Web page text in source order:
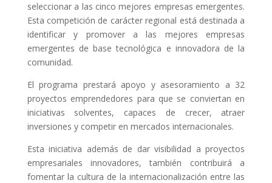
seleccionar a las cinco mejores empresas emergentes.
Esta competición de carácter regional está destinada a
identificar y promover a las mejores empresas
emergentes de base tecnológica e innovadora de la
comunidad.
El programa prestará apoyo y asesoramiento a 32
proyectos emprendedores para que se conviertan en
iniciativas solventes, capaces de crecer, atraer
inversiones y competir en mercados internacionales.
Esta iniciativa además de dar visibilidad a proyectos
empresariales innovadores, también contribuirá a
fomentar la cultura de la internacionalización entre las